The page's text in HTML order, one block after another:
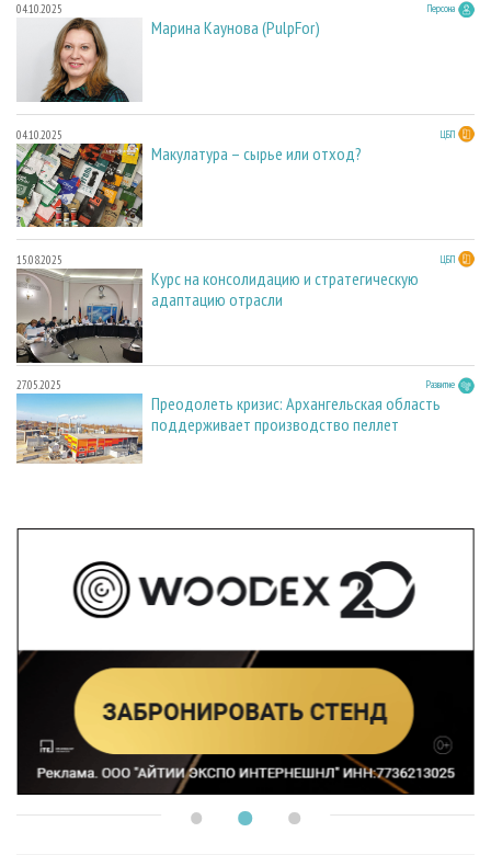
04.10.2025 Персона
Марина Каунова (PulpFor)
04.10.2025 ЦБП
Макулатура – сырье или отход?
15.08.2025 ЦБП
Курс на консолидацию и стратегическую
адаптацию отрасли
27.05.2025 Развитие
Преодолеть кризис: Архангельская область
поддерживает производство пеллет